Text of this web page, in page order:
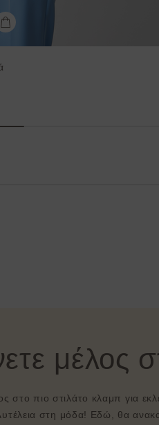
μέλος
στο πιο στιλάτο κλαμπ για
στη μόδα! Εδώ, θα